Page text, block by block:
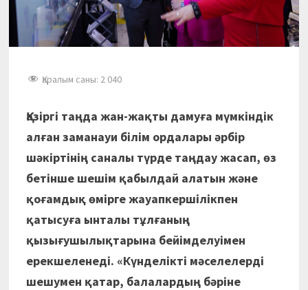
Қаралым саны: 2 040
Қазіргі таңда жан-жақты дамуға мүмкіндік
алған заманауи білім ордалары әрбір
шәкіртінің саналы түрде таңдау жасап, өз
бетінше шешім қабылдай алатын және
қоғамдық өмірге жауапкершілікпен
қатысуға ынталы тұлғаның
қызығушылықтарына бейімделуімен
ерекшеленеді. «Күнделікті мәселелерді
шешумен қатар, балалардың бәріне